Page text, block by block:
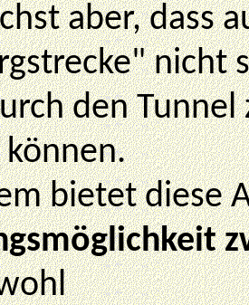
aber, dass
nicht
den
bietet diese